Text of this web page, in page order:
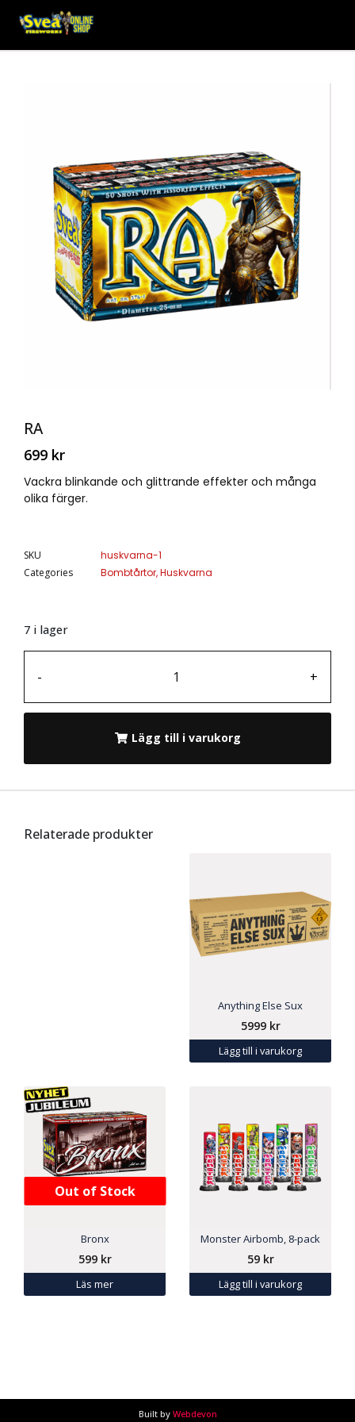
RA
699 kr
Vackra blinkande och glittrande effekter och många
olika färger.
SKU
huskvarna-1
Categories
Bombtårtor,Huskvarna
7 i lager
- +
Lägg till i varukorg
Relaterade produkter
Anything Else Sux
5999 kr
Lägg till i varukorg
Out of Stock
Bronx
599 kr
Läs mer
Monster Airbomb, 8-pack
59 kr
Lägg till i varukorg
Built by Webdevon